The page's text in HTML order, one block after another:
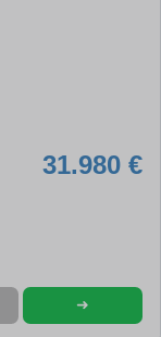
31.980 €
➜